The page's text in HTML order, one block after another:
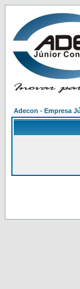
Adecon - Empresa